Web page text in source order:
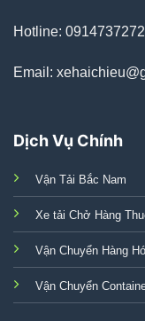
Hotline:
Email:
Dịch Vụ Chính
Vận Tải Bắc Nam
Xe tải Chở Hàng
Vận Chuyển Hàng
Vận Chuyển